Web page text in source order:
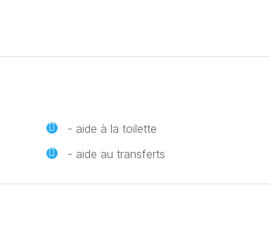
- aide à la toilette
- aide au transferts